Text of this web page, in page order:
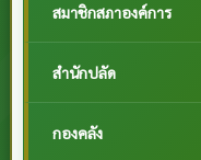
สมาชิกสภาองค์การ
สำนักปลัด
กองคลัง